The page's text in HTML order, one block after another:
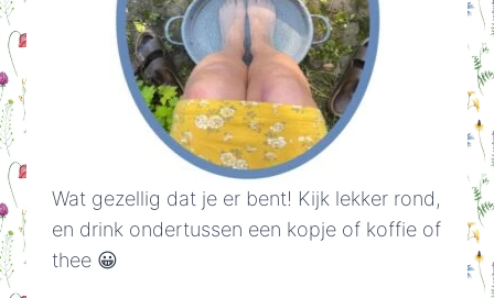
Wat gezellig dat je er bent! Kijk lekker rond,
en drink ondertussen een kopje of koffie of
thee 😀